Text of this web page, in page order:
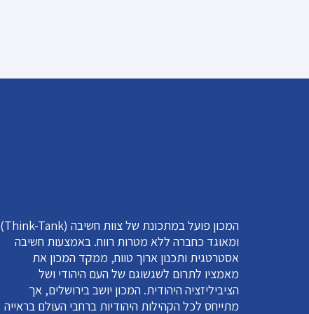
המכון פועל במתכונת של צוות חשיבה (Think-Tank)
ומאוגד כחברה ללא מטרות רווח. באמצעות חשיבה
אסטרטגית ותכנון ארוך טווח, ממקד המכון את
מאמציו לתרום לשגשוגם של העם היהודי ושל
הציביליזציה היהודית. המכון יושב בירושלים, אך
מתייחס לכל הקהילות היהודיות ברחבי העולם בראייה